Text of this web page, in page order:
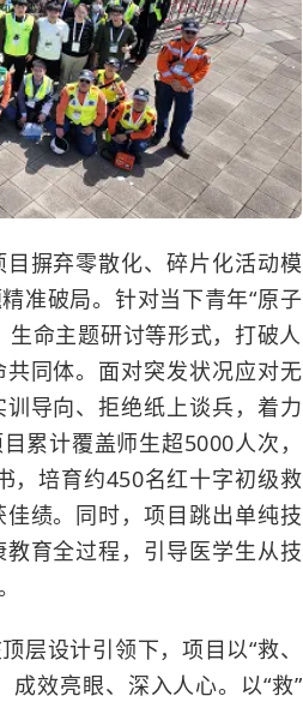
摒弃零散化、碎片化活动模
准破局。针对当下青年“原子
命主题研讨等形式，打破人
同体。面对突发状况应对无
导向、拒绝纸上谈兵，着力
累计覆盖师生超5000人次，
，培育约450名红十字初级救
绩。同时，项目跳出单纯技
育全过程，引导医学生从技
层设计引领下，项目以“救、
效亮眼、深入人心。以“救”